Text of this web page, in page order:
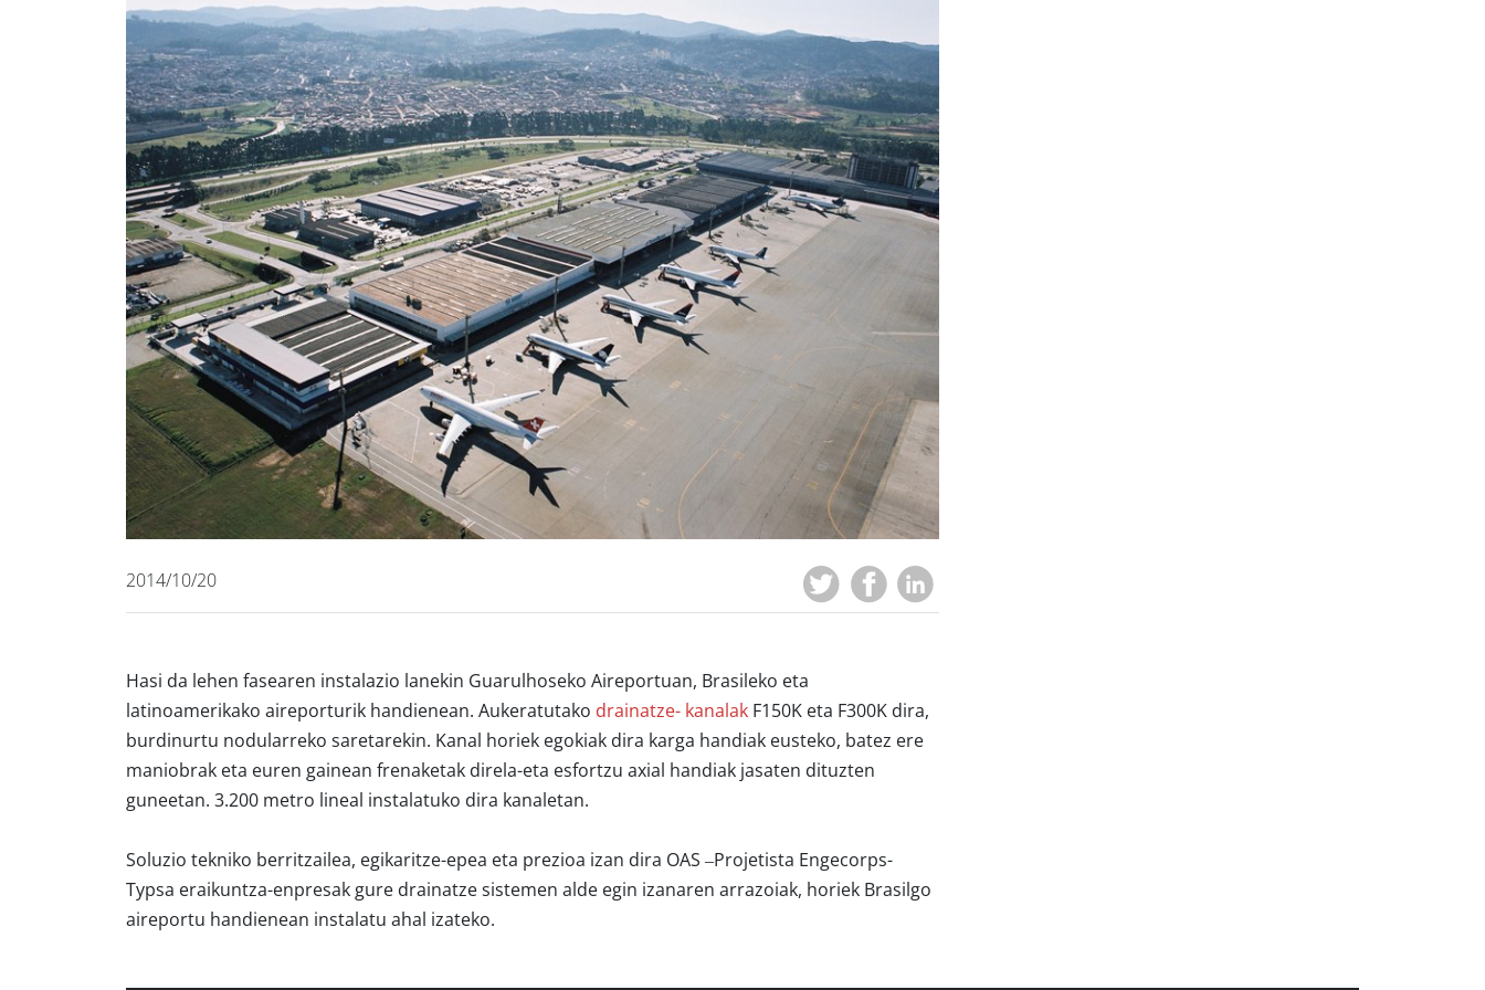
2014/10/20
Hasi da lehen fasearen instalazio lanekin Guarulhoseko Aireportuan, Brasileko eta
latinoamerikako aireporturik handienean. Aukeratutako drainatze- kanalak F150K eta F300K dira,
burdinurtu nodularreko saretarekin. Kanal horiek egokiak dira karga handiak eusteko, batez ere
maniobrak eta euren gainean frenaketak direla-eta esfortzu axial handiak jasaten dituzten
guneetan. 3.200 metro lineal instalatuko dira kanaletan.
Soluzio tekniko berritzailea, egikaritze-epea eta prezioa izan dira OAS –Projetista Engecorps-
Typsa eraikuntza-enpresak gure drainatze sistemen alde egin izanaren arrazoiak, horiek Brasilgo
aireportu handienean instalatu ahal izateko.